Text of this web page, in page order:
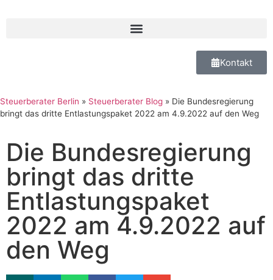
Kontakt
Steuerberater Berlin » Steuerberater Blog » Die Bundesregierung
bringt das dritte Entlastungspaket 2022 am 4.9.2022 auf den Weg
Die Bundesregierung
bringt das dritte
Entlastungspaket
2022 am 4.9.2022 auf
den Weg